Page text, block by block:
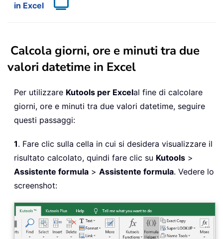
in Excel
Calcola giorni, ore e minuti tra due
valori datetime in Excel
Per utilizzare Kutools per Excelal fine di calcolare
giorni, ore e minuti tra due valori datetime, seguire
questi passaggi:
1. Fare clic sulla cella in cui si desidera visualizzare il
risultato calcolato, quindi fare clic su Kutools >
Assistente formula > Assistente formula. Vedere lo
screenshot: